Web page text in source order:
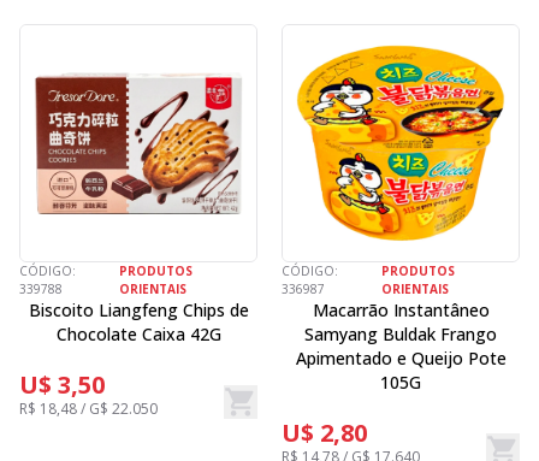
CÓDIGO:
339788
PRODUTOS
ORIENTAIS
Biscoito Liangfeng Chips de
Chocolate Caixa 42G
U$ 3,50
R$ 18,48 / G$ 22.050
CÓDIGO:
336987
PRODUTOS
ORIENTAIS
Macarrão Instantâneo
Samyang Buldak Frango
Apimentado e Queijo Pote
105G
U$ 2,80
R$ 14,78 / G$ 17.640